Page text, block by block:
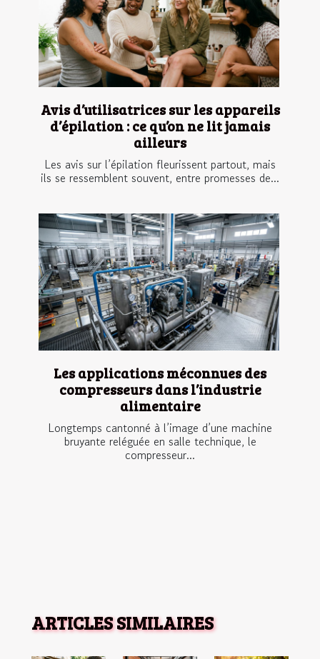
Avis d’utilisatrices sur les appareils
d’épilation : ce qu’on ne lit jamais
ailleurs
Les avis sur l’épilation fleurissent partout, mais
ils se ressemblent souvent, entre promesses de...
Les applications méconnues des
compresseurs dans l’industrie
alimentaire
Longtemps cantonné à l’image d’une machine
bruyante reléguée en salle technique, le
compresseur...
ARTICLES SIMILAIRES